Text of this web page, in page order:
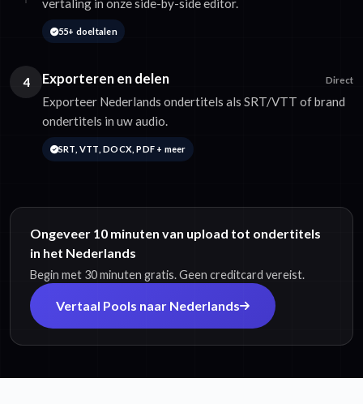
vertaling in onze side-by-side editor.
55+ doeltalen
4 Exporteren en delen Direct
Exporteer Nederlands ondertitels als SRT/VTT of brand
ondertitels in uw audio.
SRT, VTT, DOCX, PDF + meer
Ongeveer 10 minuten van upload tot ondertitels
in het Nederlands
Begin met 30 minuten gratis. Geen creditcard vereist.
Vertaal Pools naar Nederlands